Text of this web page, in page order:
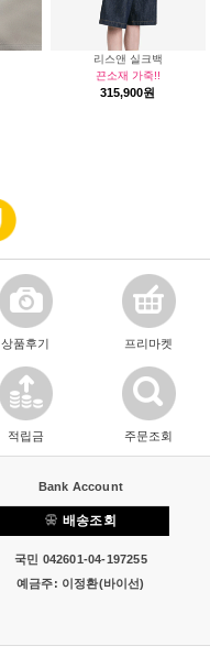
리스앤 실크백
끈소재 가죽!!
315,900원
상품후기 프리마켓
적립금 주문조회
Bank Account
배송조회
국민 042601-04-197255
예금주: 이정환(바이선)